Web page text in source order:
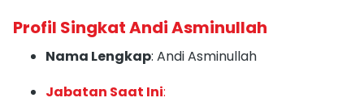
Profil Singkat Andi Asminullah
Nama Lengkap: Andi Asminullah
Jabatan Saat Ini: